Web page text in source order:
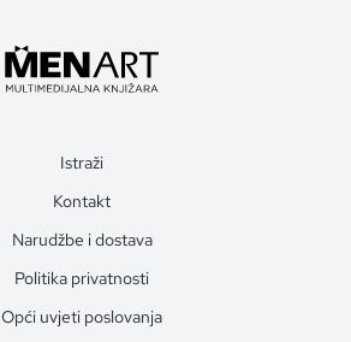
Istraži
Kontakt
Narudžbe i dostava
Politika privatnosti
Opći uvjeti poslovanja